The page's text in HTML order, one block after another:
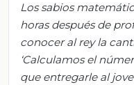
Los sabios
horas después de
conocer al rey la
‘Calculamos el
que entregarle al